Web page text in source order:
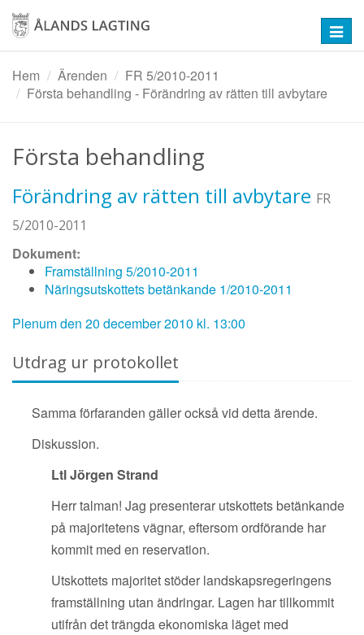
Hoppa
huvudinnehåll
Hem
Ärenden
FR 5/2010-2011
Första behandling - Förändring av rätten till avbytare
Första behandling
Förändring av rätten till avbytare FR
5/2010-2011
Dokument:
Framställning 5/2010-2011
Näringsutskottets betänkande 1/2010-2011
Plenum den 20 december 2010 kl. 13:00
Utdrag ur protokollet
Samma förfaranden gäller också vid detta ärende.
Diskussion.
Ltl Jörgen Strand
Herr talman! Jag presenterar utskottets betänkande
på majoritetens vägnar, eftersom ordförande har
kommit med en reservation.
Utskottets majoritet stöder landskapsregeringens
framställning utan ändringar. Lagen har tillkommit
utifrån det trängda ekonomiska läget med